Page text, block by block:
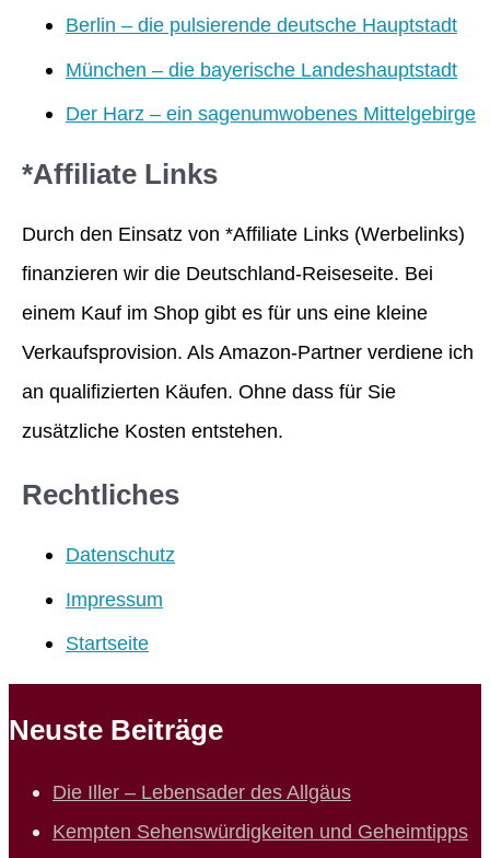
Berlin – die pulsierende deutsche Hauptstadt
München – die bayerische Landeshauptstadt
Der Harz – ein sagenumwobenes Mittelgebirge
*Affiliate Links
Durch den Einsatz von *Affiliate Links (Werbelinks)
finanzieren wir die Deutschland-Reiseseite. Bei
einem Kauf im Shop gibt es für uns eine kleine
Verkaufsprovision. Als Amazon-Partner verdiene ich
an qualifizierten Käufen. Ohne dass für Sie
zusätzliche Kosten entstehen.
Rechtliches
Datenschutz
Impressum
Startseite
Neuste Beiträge
Die Iller – Lebensader des Allgäus
Kempten Sehenswürdigkeiten und Geheimtipps